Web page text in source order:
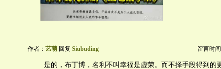
作者： 艺萌 回复 Siubuding 留言时
是的，布丁博，名利不叫幸福是虚荣。而不择手段得到的